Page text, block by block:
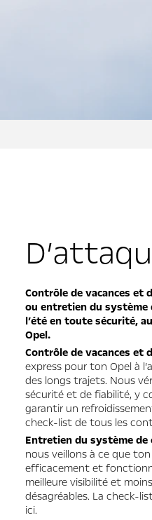
Contrôle de vacances et
ou entretien du système
l’été en toute sécurité,
Opel.
Contrôle de vacances et
express pour ton Opel à
des longs trajets. Nous
sécurité et de fiabilité, y
garantir un
check-list de tous les
Entretien du système de
nous veillons à ce que
efficacement et
meilleure visibilité et
désagréables. La check-
ici.